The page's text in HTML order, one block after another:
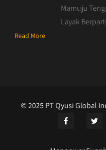
Mamuju
Layak
Read More
© 2025 PT Qyusi Global